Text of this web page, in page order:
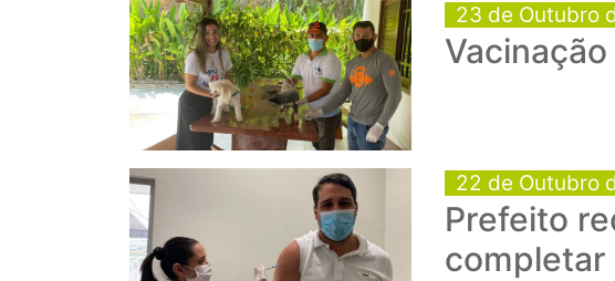
23 de Outubro
22 de Outubro
Prefeito
completar